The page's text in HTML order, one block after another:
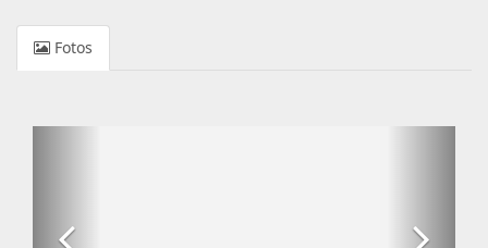
Fotos